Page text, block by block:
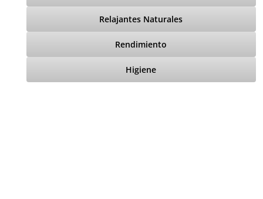
Relajantes Naturales
Rendimiento
Higiene